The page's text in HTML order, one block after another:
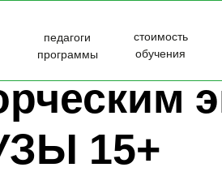
педагоги
программы
стоимость
обучения
15+